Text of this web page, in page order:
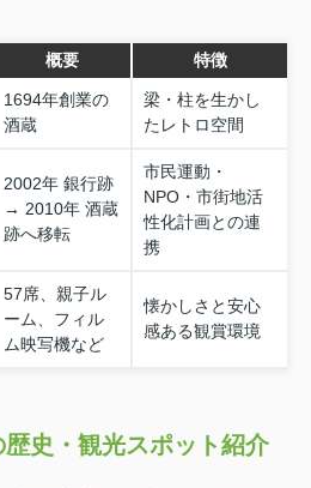
概要 特徴
1694年創業の
酒蔵
梁・柱を生かし
たレトロ空間
2002年 銀行跡
→ 2010年 酒蔵
跡へ移転
市民運動・
NPO・市街地活
性化計画との連
携
57席、親子ル
ーム、フィル
ム映写機など
懐かしさと安心
感ある観賞環境
史・観光スポット紹介